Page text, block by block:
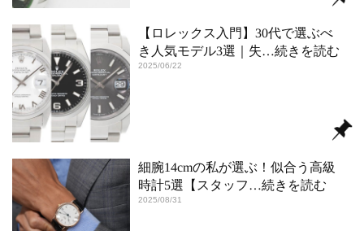
【ロレックス入門】30代で選ぶべ
き人気モデル3選｜失…続きを読む
2025/06/22
細腕14cmの私が選ぶ！似合う高級
時計5選【スタッフ …続きを読む
2025/08/31